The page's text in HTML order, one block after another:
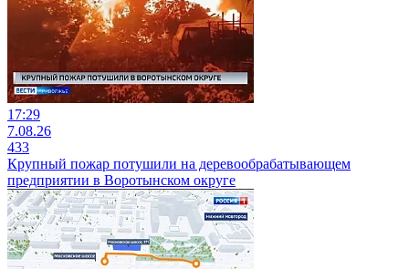
17:29
7.08.26
433
Крупный пожар потушили на деревообрабатывающем
предприятии в Воротынском округе